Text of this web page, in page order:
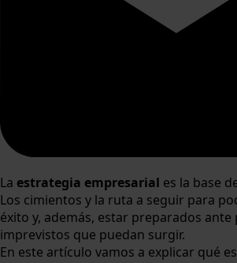
La estrategia empresarial es la base
Los cimientos y la ruta a seguir para
éxito y, además, estar preparados ante
imprevistos que puedan surgir.
En este artículo vamos a explicar qué